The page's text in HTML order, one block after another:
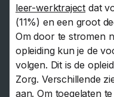
leer-werktraject dat
(11%) en een groot
Om door te stromen
opleiding kun je de
volgen. Dit is de
Zorg. Verschillende
aan. Om toegelaten